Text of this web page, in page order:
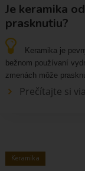
Je keramika
prasknutiu?
Keramika je
bežnom používaní
zmenách môže
Prečítajte si
Keramika